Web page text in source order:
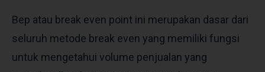
Bep atau break even point ini merupakan dasar dari
seluruh metode break even yang memiliki fungsi
untuk mengetahui volume penjualan yang